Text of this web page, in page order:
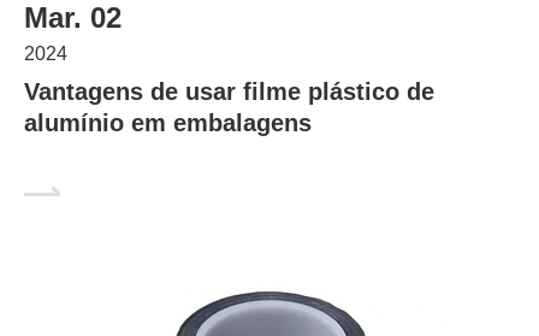
Mar. 02
2024
Vantagens de usar filme plástico de
alumínio em embalagens